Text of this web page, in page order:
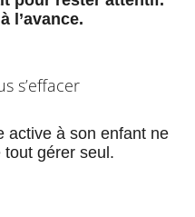
l’avance.
s’effacer
active à son enfant ne
gérer seul.